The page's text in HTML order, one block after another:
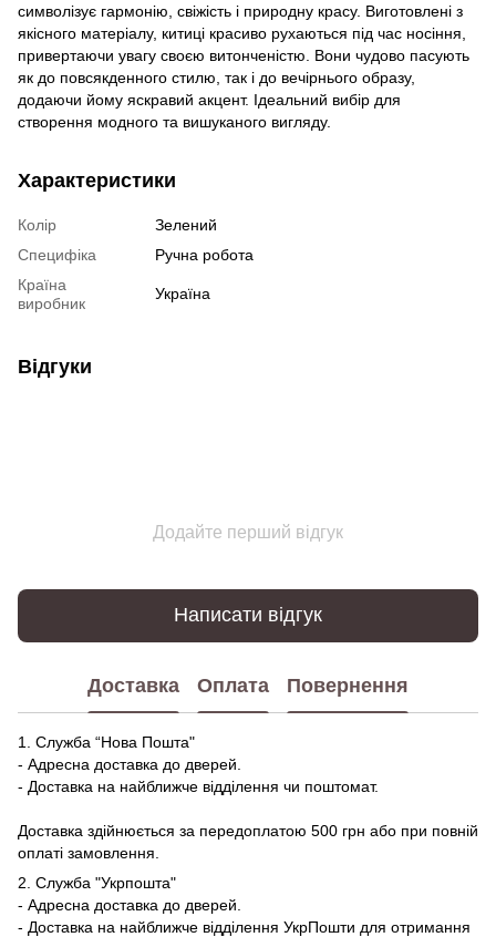
символізує гармонію, свіжість і природну красу. Виготовлені з
якісного матеріалу, китиці красиво рухаються під час носіння,
привертаючи увагу своєю витонченістю. Вони чудово пасують
як до повсякденного стилю, так і до вечірнього образу,
додаючи йому яскравий акцент. Ідеальний вибір для
створення модного та вишуканого вигляду.
Характеристики
Колір
Зелений
Специфіка
Ручна робота
Країна
виробник
Україна
Відгуки
Додайте перший відгук
Написати відгук
Доставка Оплата Повернення
1. Служба “Нова Пошта"
- Адресна доставка до дверей.
- Доставка на найближче відділення чи поштомат.
Доставка здійнюється за передоплатою 500 грн або при повній
оплаті замовлення.
2. Служба "Укрпошта"
- Адресна доставка до дверей.
- Доставка на найближче відділення УкрПошти для отримання